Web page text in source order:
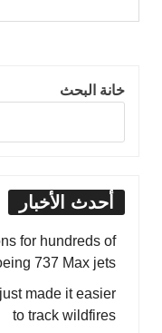
خانة البحث
أحدث الأخبار
for hundreds of
737 Max jets
made it easier
to track wildfires